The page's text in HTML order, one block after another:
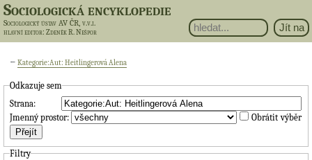
Sociologická encyklopedie
Sociologický ústav AV ČR, v.v.i.
hlavní editor: Zdeněk R. Nešpor
←Kategorie:Aut: Heitlingerová Alena
Odkazuje sem
Strana:
Jmenný prostor:
Obrátit výběr
Filtry